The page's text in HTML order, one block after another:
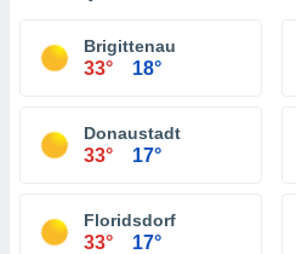
Brigittenau
33° 18°
Donaustadt
33° 17°
Floridsdorf
33° 17°